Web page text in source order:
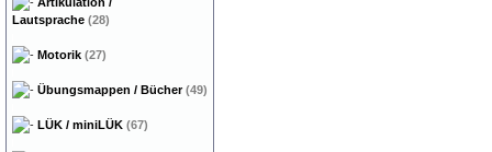
Lautsprache (28)
Motorik (27)
Übungsmappen / Bücher(49)
LÜK / miniLÜK (67)